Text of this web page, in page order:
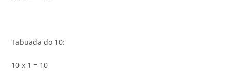
Tabuada do 10:
10 x 1 = 10